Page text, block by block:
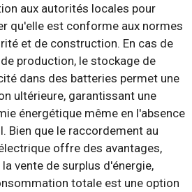
aux autorités locales pour
qu'elle est conforme aux normes
et de construction. En cas de
production, le stockage de
dans des batteries permet une
ultérieure, garantissant une
énergétique même en l'absence
Bien que le raccordement au
offre des avantages,
vente de surplus d'énergie,
totale est une option